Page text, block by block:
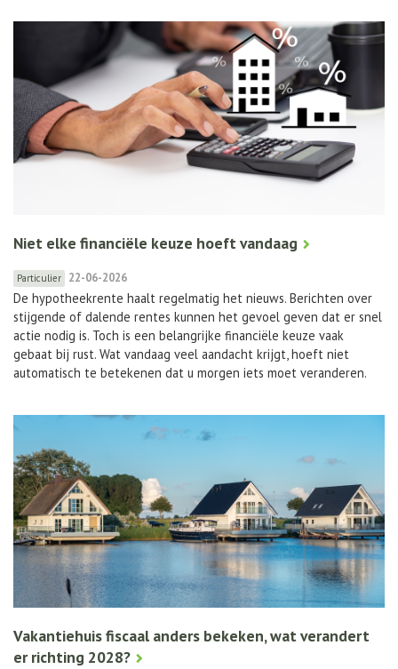
Niet elke financiële keuze hoeft vandaag
Particulier 22-06-2026
De hypotheekrente haalt regelmatig het nieuws. Berichten over
stijgende of dalende rentes kunnen het gevoel geven dat er snel
actie nodig is. Toch is een belangrijke financiële keuze vaak
gebaat bij rust. Wat vandaag veel aandacht krijgt, hoeft niet
automatisch te betekenen dat u morgen iets moet veranderen.
Vakantiehuis fiscaal anders bekeken, wat verandert
er richting 2028?